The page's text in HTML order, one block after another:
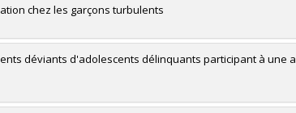
chez les garçons turbulents
déviants d'adolescents délinquants participant à une